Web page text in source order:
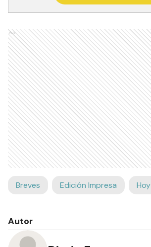
Ads
Breves Edición Impresa Hoy
Autor